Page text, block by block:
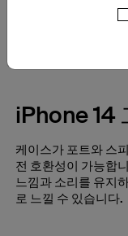
서리 및 전체
iPhone 14
케이스가 포트와 스
전 호환성이 가능합
느낌과 소리를 유지
로 느낄 수 있습니다.